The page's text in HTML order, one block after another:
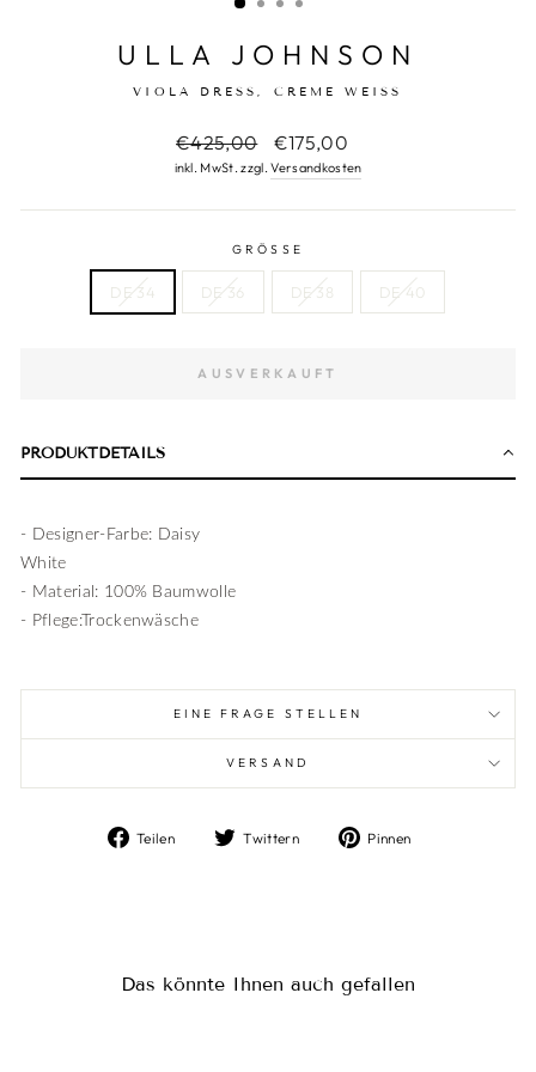
ULLA JOHNSON
VIOLA DRESS, CREME WEISS
Normaler
Preis
€425,00 Sonderpreis
€175,00
inkl. MwSt. zzgl.Versandkosten
GRÖSSE
DE 34 DE 36 DE 38 DE 40
AUSVERKAUFT
PRODUKTDETAILS
- Designer-Farbe: Daisy
White
- Material: 100% Baumwolle
- Pflege:Trockenwäsche
EINE FRAGE STELLEN
VERSAND
Teilen
Auf
Twittern
Auf
Pinnen
Das könnte Ihnen auch gefallen